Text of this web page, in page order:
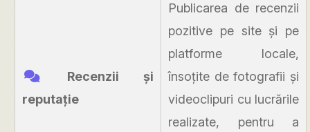
Recenzii și
reputație
Publicarea de recenzii
pozitive pe site și pe
platforme locale,
însoțite de fotografii și
videoclipuri cu lucrările
realizate, pentru a